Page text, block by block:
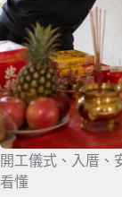
開工儀式、入厝、
看懂